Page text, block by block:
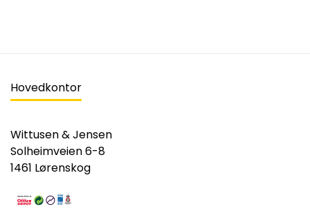
Hovedkontor
Wittusen & Jensen
Solheimveien 6-8
1461 Lørenskog